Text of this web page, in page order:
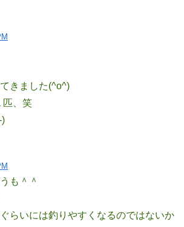
きました(^o^)
匹、笑
)
も＾＾
らいには釣りやすくなるのではないか